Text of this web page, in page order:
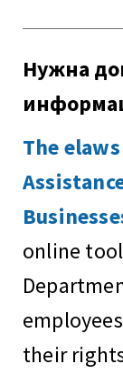
Нужна
The
online
their